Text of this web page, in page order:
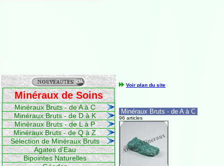
Minéraux de Soins
Minéraux Bruts - de A à C
Minéraux Bruts - de D à K
Minéraux Bruts - de L à P
Minéraux Bruts - de Q à Z
Sélection de Minéraux Bruts
Agates d'Eau
Bipointes Naturelles
Voir plan du site
Minéraux Bruts - de A à C
96 articles